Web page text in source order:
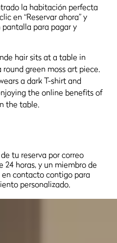
la habitación perfecta
en “Reservar ahora” y
para pagar y
tu reserva por correo
horas, y un miembro de
contacto contigo para
personalizado.